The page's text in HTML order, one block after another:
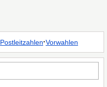
Postleitzahlen·Vorwahlen